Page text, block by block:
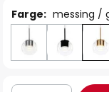
Farge: messing /